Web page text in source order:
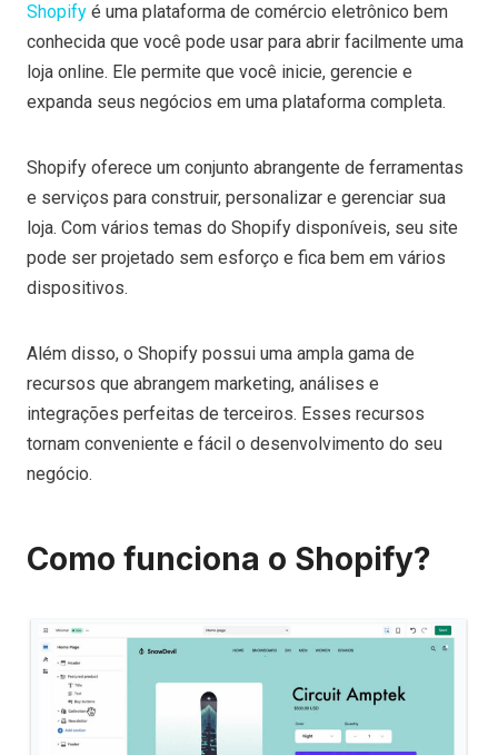
Shopify é uma plataforma de comércio eletrônico bem
conhecida que você pode usar para abrir facilmente uma
loja online. Ele permite que você inicie, gerencie e
expanda seus negócios em uma plataforma completa.
Shopify oferece um conjunto abrangente de ferramentas
e serviços para construir, personalizar e gerenciar sua
loja. Com vários temas do Shopify disponíveis, seu site
pode ser projetado sem esforço e fica bem em vários
dispositivos.
Além disso, o Shopify possui uma ampla gama de
recursos que abrangem marketing, análises e
integrações perfeitas de terceiros. Esses recursos
tornam conveniente e fácil o desenvolvimento do seu
negócio.
Como funciona o Shopify?